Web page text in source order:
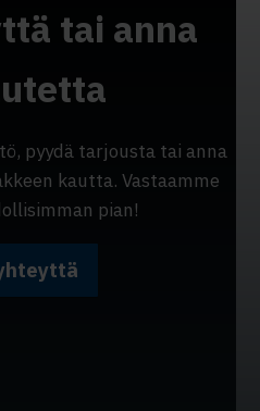
tai anna
pyydä tarjousta tai anna
kautta. Vastaamme
pian!